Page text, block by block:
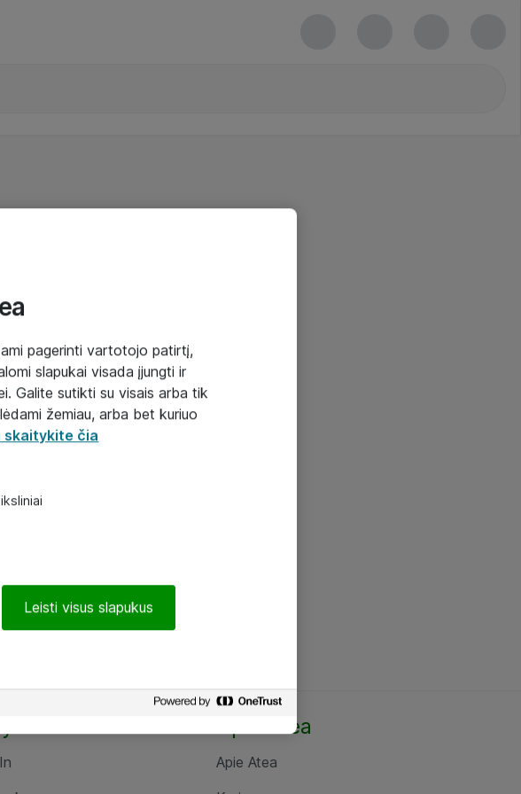
Apie Atea
Apie Atea
pagerinti vartotojo patirtį,
slapukai visada įjungti ir
Galite sutikti su visais arba tik
žemiau, arba bet kuriuo
skaitykite čia
Leisti visus slapukus